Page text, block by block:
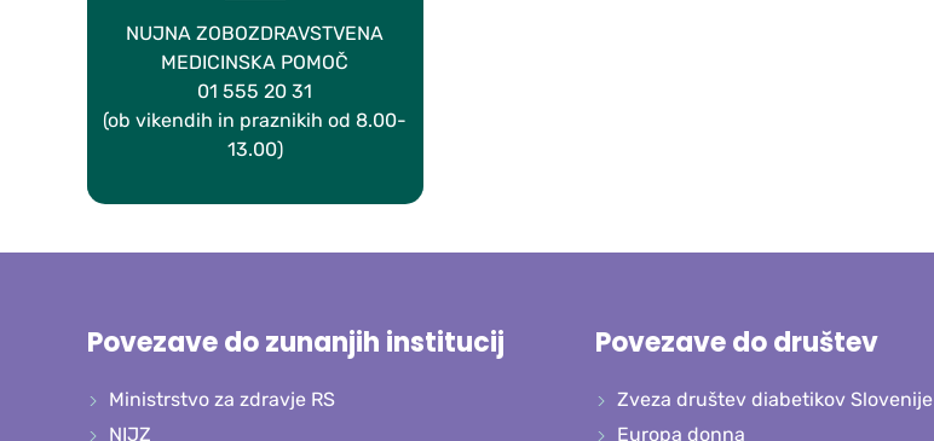
NUJNA ZOBOZDRAVSTVENA
MEDICINSKA POMOČ
01 555 20 31
(ob vikendih in praznikih od 8.00-
13.00)
Povezave do zunanjih institucij
Ministrstvo za zdravje RS
NIJZ
Povezave do društev
Zveza društev diabetikov Slovenije
Europa donna